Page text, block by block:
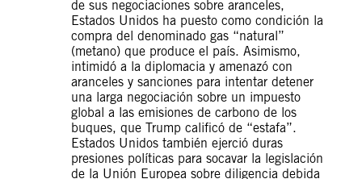
de sus negociaciones sobre aranceles,
Estados Unidos ha puesto como condición la
compra del denominado gas “natural”
(metano) que produce el país. Asimismo,
intimidó a la diplomacia y amenazó con
aranceles y sanciones para intentar detener
una larga negociación sobre un impuesto
global a las emisiones de carbono de los
buques, que Trump calificó de “estafa”.
Estados Unidos también ejerció duras
presiones políticas para socavar la legislación
de la Unión Europea sobre diligencia debida